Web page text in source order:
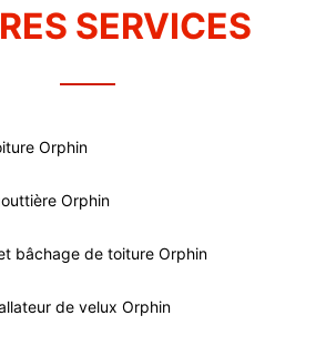
SERVICES
Orphin
Orphin
bâchage de toiture Orphin
de velux Orphin